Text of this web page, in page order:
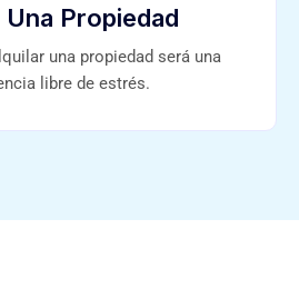
Una Propiedad
una propiedad será una
libre de estrés.